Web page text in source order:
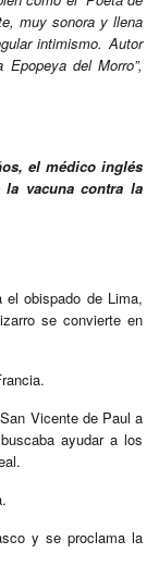
muy sonora y llena
intimismo. Autor
Epopeya del Morro”,
el médico inglés
la vacuna contra la
obispado de Lima,
se convierte en
Vicente de Paul a
ayudar a los
y se proclama la